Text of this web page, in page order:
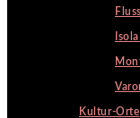
Kultur-Orte